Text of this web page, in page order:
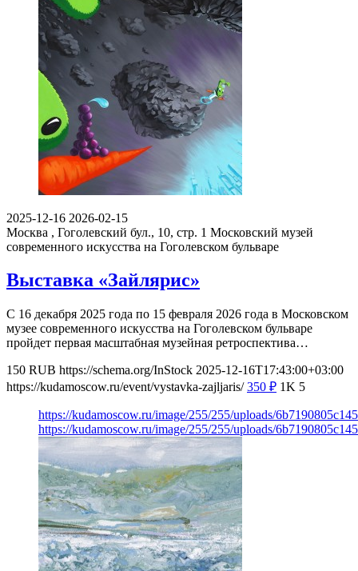
2025-12-16 2026-02-15
Москва , Гоголевский бул., 10, стр. 1 Московский музей
современного искусства на Гоголевском бульваре
Выставка «Зайлярис»
С 16 декабря 2025 года по 15 февраля 2026 года в Московском
музее современного искусства на Гоголевском бульваре
пройдет первая масштабная музейная ретроспектива…
150 RUB https://schema.org/InStock 2025-12-16T17:43:00+03:00
https://kudamoscow.ru/event/vystavka-zajljaris/ 350 ₽ 1K 5
https://kudamoscow.ru/image/255/255/uploads/
https://kudamoscow.ru/image/255/255/uploads/